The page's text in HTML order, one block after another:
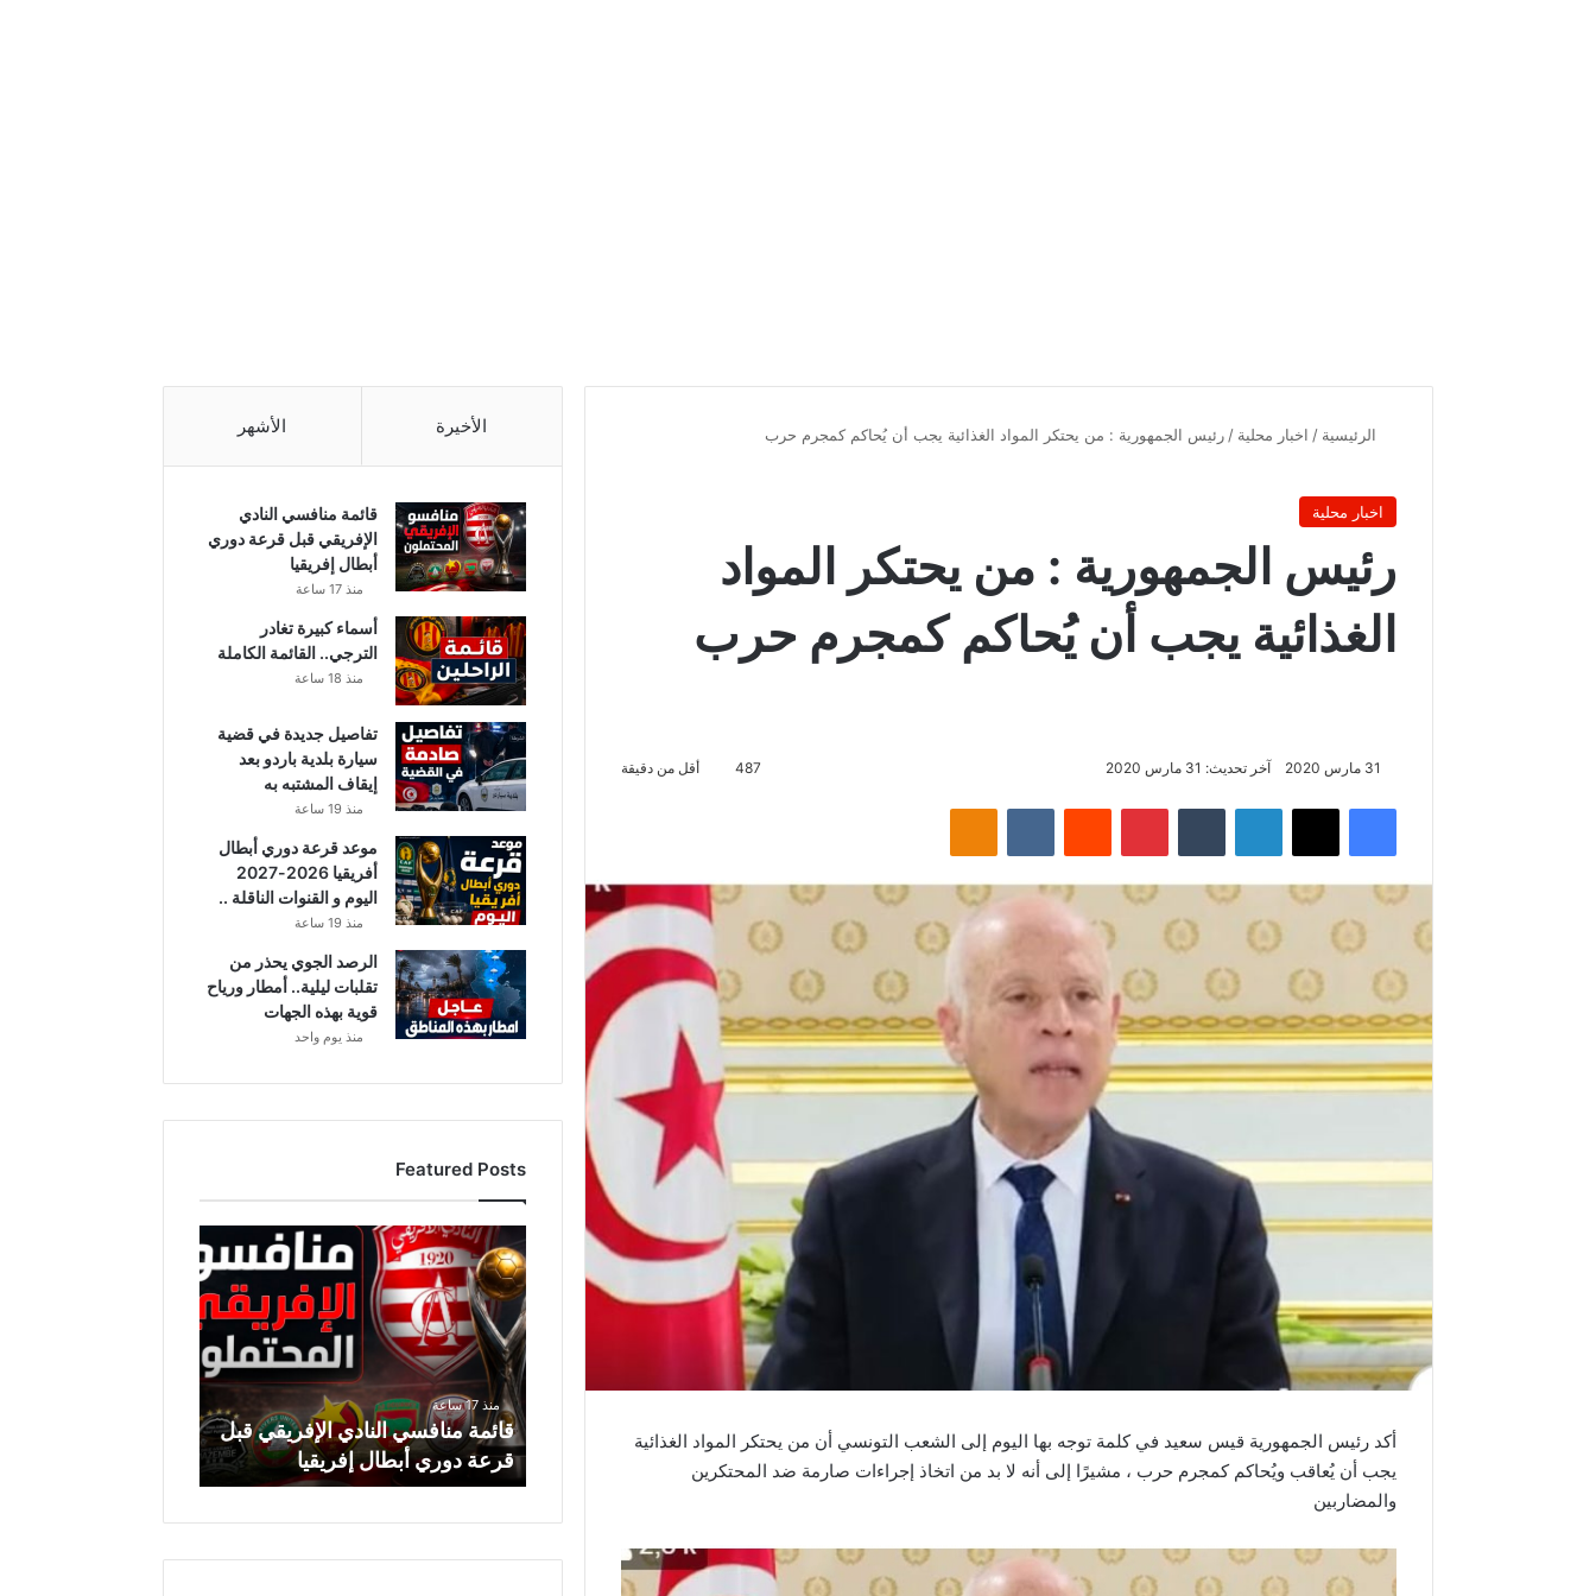
الرئيسية / اخبار محلية / رئيس الجمهورية : من يحتكر المواد الغذائية يجب أن يُحاكم كمجرم حرب
اخبار محلية
رئيس الجمهورية : من يحتكر المواد
الغذائية يجب أن يُحاكم كمجرم حرب
31 مارس 2020 آخر تحديث: 31 مارس 2020 487 أقل من دقيقة
فيسبوك ‫X لينكدإن بينتيريست Odnoklassniki
أكد رئيس الجمهورية قيس سعيد في كلمة توجه بها اليوم إلى الشعب التونسي أن من يحتكر المواد الغذائية
يجب أن يُعاقب ويُحاكم كمجرم حرب ، مشيرًا إلى أنه لا بد من اتخاذ إجراءات صارمة ضد المحتكرين
والمضاربين
الأخيرة الأشهر
قائمة منافسي النادي
الإفريقي قبل قرعة دوري
أبطال إفريقيا
منذ 17 ساعة
أسماء كبيرة تغادر
الترجي.. القائمة الكاملة
منذ 18 ساعة
تفاصيل جديدة في قضية
سيارة بلدية باردو بعد
إيقاف المشتبه به
منذ 19 ساعة
موعد قرعة دوري أبطال
أفريقيا 2026-2027
اليوم و القنوات الناقلة ..
منذ 19 ساعة
الرصد الجوي يحذر من
تقلبات ليلية.. أمطار ورياح
قوية بهذه الجهات
منذ يوم واحد
Featured Posts
قائمة
منافسي
النادي
الإفريقي
قبل
قرعة
دوري
أبطال
إفريقيا
منذ 17 ساعة
قائمة منافسي النادي الإفريقي قبل
قرعة دوري أبطال إفريقيا